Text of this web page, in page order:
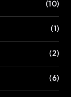
(10)
(1)
(2)
(6)